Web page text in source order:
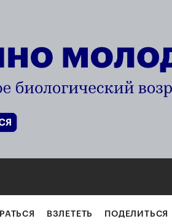
ВЗЛЕТЕТЬ ПОДЕЛИТЬСЯ